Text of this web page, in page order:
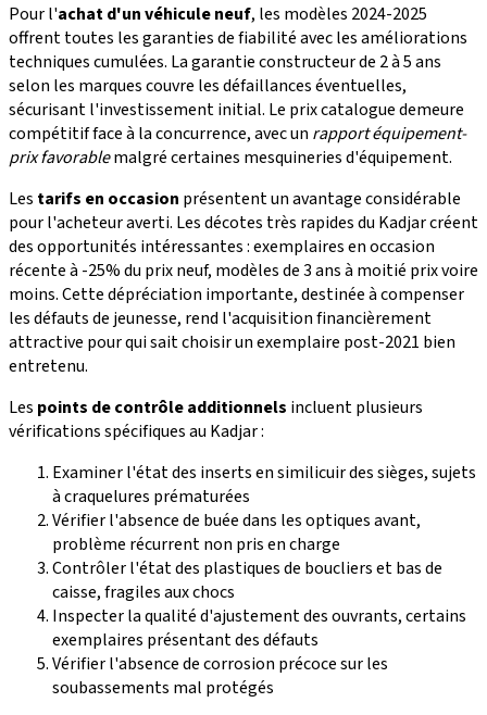
Pour l'achat d'un véhicule neuf, les modèles 2024-2025
offrent toutes les garanties de fiabilité avec les améliorations
techniques cumulées. La garantie constructeur de 2 à 5 ans
selon les marques couvre les défaillances éventuelles,
sécurisant l'investissement initial. Le prix catalogue demeure
compétitif face à la concurrence, avec un rapport équipement-
prix favorablemalgré certaines mesquineries d'équipement.
Les tarifs en occasion présentent un avantage considérable
pour l'acheteur averti. Les décotes très rapides du Kadjar créent
des opportunités intéressantes : exemplaires en occasion
récente à -25% du prix neuf, modèles de 3 ans à moitié prix voire
moins. Cette dépréciation importante, destinée à compenser
les défauts de jeunesse, rend l'acquisition financièrement
attractive pour qui sait choisir un exemplaire post-2021 bien
entretenu.
Les points de contrôle additionnels incluent plusieurs
vérifications spécifiques au Kadjar :
Examiner l'état des inserts en similicuir des sièges, sujets
à craquelures prématurées
Vérifier l'absence de buée dans les optiques avant,
problème récurrent non pris en charge
Contrôler l'état des plastiques de boucliers et bas de
caisse, fragiles aux chocs
Inspecter la qualité d'ajustement des ouvrants, certains
exemplaires présentant des défauts
Vérifier l'absence de corrosion précoce sur les
soubassements mal protégés